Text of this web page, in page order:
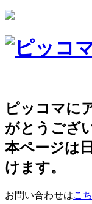
ピッコマに
がとうござ
本ページは
けます。
お問い合わせはこ